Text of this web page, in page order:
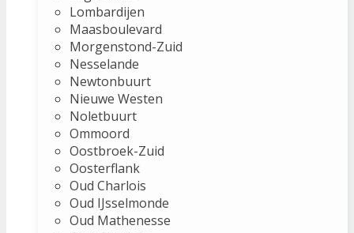
Lombardijen
Maasboulevard
Morgenstond-Zuid
Nesselande
Newtonbuurt
Nieuwe Westen
Noletbuurt
Ommoord
Oostbroek-Zuid
Oosterflank
Oud Charlois
Oud IJsselmonde
Oud Mathenesse